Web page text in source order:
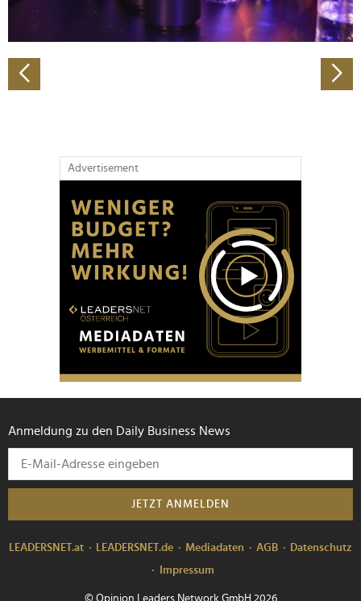
soziale Medien, Werbung und Analysen weiter. Unsere
Partner führen diese Informationen möglicherweise mit
haben oder die sie im Rahmen Ihrer Nutzung der Dienste
gesammelt haben.
Advertisement
Anmeldung zu den Daily Business News
JETZT ANMELDEN
LEADERSNET.at LEADERSNET.de Mediadaten AGB
Datenschutz
Impressum